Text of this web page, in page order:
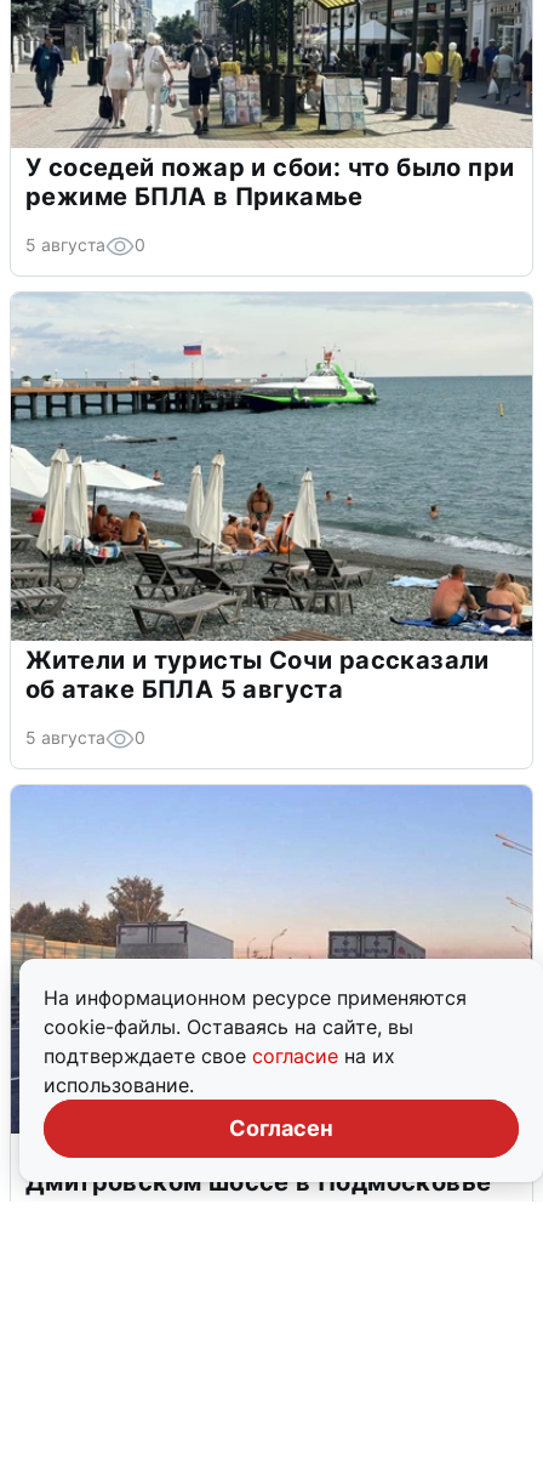
На информационном ресурсе применяются
cookie-файлы. Оставаясь на сайте, вы
подтверждаете свое согласие на их
использование.
Согласен
У соседей пожар и сбои: что было при
режиме БПЛА в Прикамье
5 августа 0
Жители и туристы Сочи рассказали
об атаке БПЛА 5 августа
5 августа 0
Пять машин столкнулись на
Дмитровском шоссе в Подмосковье